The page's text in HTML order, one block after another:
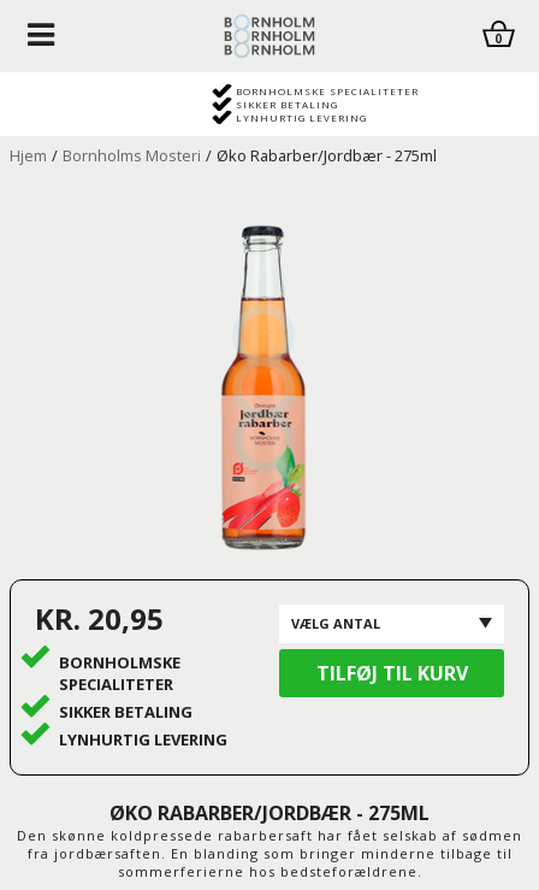
0
BORNHOLMSKE SPECIALITETER
SIKKER BETALING
LYNHURTIG LEVERING
Hjem / Bornholms Mosteri / Øko Rabarber/Jordbær - 275ml
KR. 20,95
BORNHOLMSKE
SPECIALITETER
SIKKER BETALING
LYNHURTIG LEVERING
ØKO RABARBER/JORDBÆR - 275ML
Den skønne koldpressede rabarbersaft har fået selskab af sødmen
fra jordbærsaften. En blanding som bringer minderne tilbage til
sommerferierne hos bedsteforældrene.